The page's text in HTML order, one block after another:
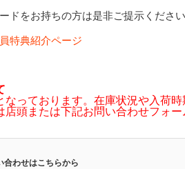
ドをお持ちの方は是非ご提示くださ
特典紹介ページ
なっております。在庫状況や入荷
店頭または下記お問い合わせフォー
合わせはこちらから